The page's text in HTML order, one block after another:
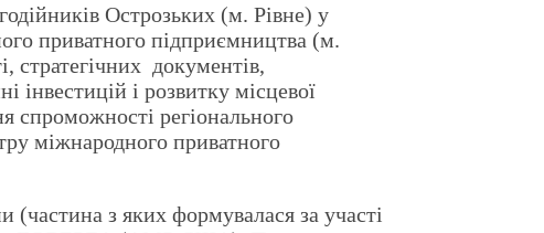
Острозьких (м. Рівне) у
приватного підприємництва (м.
стратегічних документів,
інвестицій і розвитку місцевої
спроможності регіонального
міжнародного приватного
(частина з яких формувалася за участі